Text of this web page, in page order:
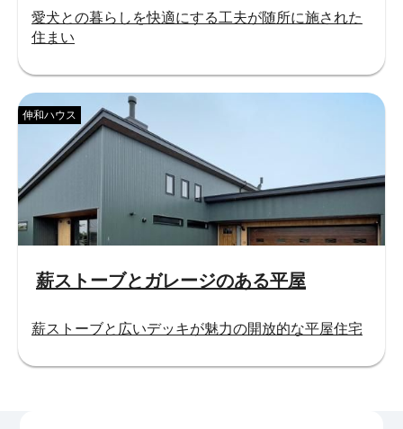
愛犬との暮らしを快適にする工夫が随所に施された
住まい
薪ストーブとガレージのある平屋
伸和ハウス
薪ストーブと広いデッキが魅力の開放的な平屋住宅